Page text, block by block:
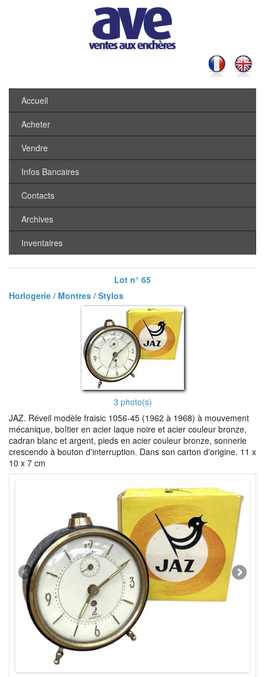
Accueil
Acheter
Vendre
Infos Bancaires
Contacts
Archives
Inventaires
Lot n° 65
Horlogerie / Montres / Stylos
3 photo(s)
JAZ. Réveil modèle fraisic 1056-45 (1962 à 1968) à mouvement
mécanique, boîtier en acier laque noire et acier couleur bronze,
cadran blanc et argent, pieds en acier couleur bronze, sonnerie
crescendo à bouton d'interruption. Dans son carton d'origine. 11 x
10 x 7 cm